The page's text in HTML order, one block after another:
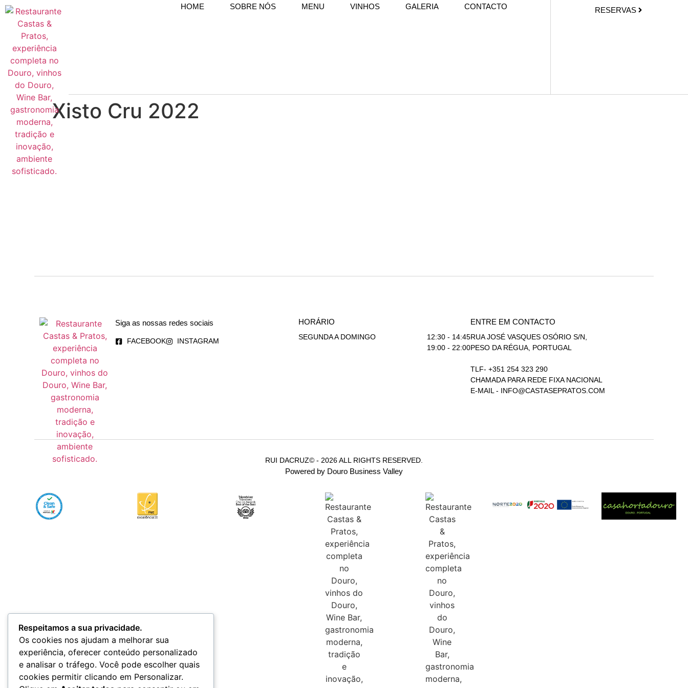
HOME SOBRE NÓS MENU VINHOS GALERIA CONTACTO RESERVAS
Xisto Cru 2022
Siga as nossas redes sociais
FACEBOOK INSTAGRAM
HORÁRIO
SEGUNDA A DOMINGO
12:30 - 14:45
19:00 - 22:00
ENTRE EM CONTACTO
RUA JOSÉ VASQUES OSÓRIO S/N,
PESO DA RÉGUA, PORTUGAL
TLF- +351 254 323 290
CHAMADA PARA REDE FIXA NACIONAL
E-MAIL - INFO@CASTASEPRATOS.COM
RUI DACRUZ© - 2026 ALL RIGHTS RESERVED.
Powered by Douro Business Valley
Respeitamos a sua privacidade.
Os cookies nos ajudam a melhorar sua
experiência, oferecer conteúdo personalizado
e analisar o tráfego. Você pode escolher quais
cookies permitir clicando em Personalizar.